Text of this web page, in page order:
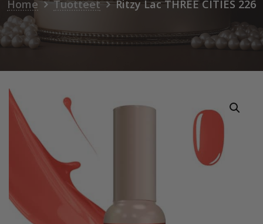
Home Tuotteet Ritzy Lac THREE CITIES 226